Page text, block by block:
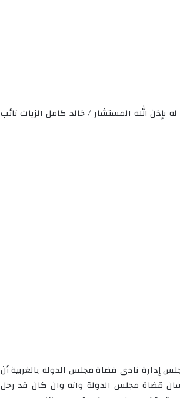
الله المستشار / خالد كامل الزيات نائب
إدارة نادى قضاة مجلس الدولة بالغربية أن
قضاة مجلس الدولة وانه وان كان قد رحل